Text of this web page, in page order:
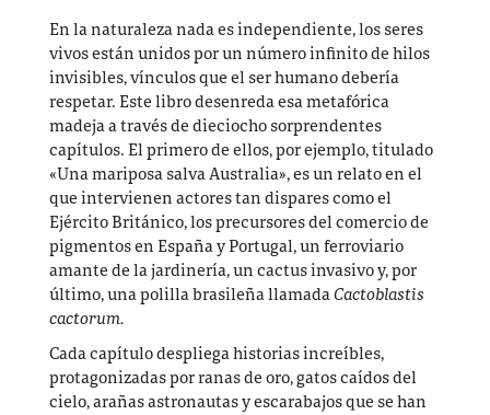
En la naturaleza nada es independiente, los seres
vivos están unidos por un número infinito de hilos
invisibles, vínculos que el ser humano debería
respetar. Este libro desenreda esa metafórica
madeja a través de dieciocho sorprendentes
capítulos. El primero de ellos, por ejemplo, titulado
«Una mariposa salva Australia», es un relato en el
que intervienen actores tan dispares como el
Ejército Británico, los precursores del comercio de
pigmentos en España y Portugal, un ferroviario
amante de la jardinería, un cactus invasivo y, por
último, una polilla brasileña llamadaCactoblastis
cactorum.
Cada capítulo despliega historias increíbles,
protagonizadas por ranas de oro, gatos caídos del
cielo, arañas astronautas y escarabajos que se han